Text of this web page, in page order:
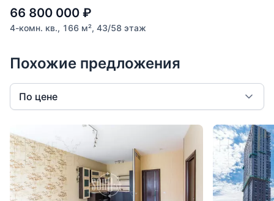
66 800 000 ₽
4-комн. кв., 166 м², 43/58 этаж
Похожие предложения
По цене